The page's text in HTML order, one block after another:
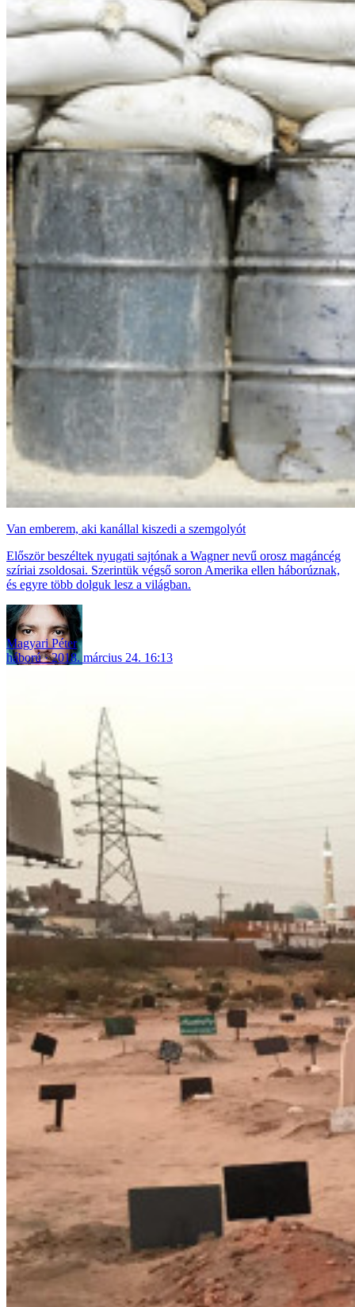
Van emberem, aki kanállal kiszedi a szemgolyót
Először beszéltek nyugati sajtónak a Wagner nevű orosz magáncég
szíriai zsoldosai. Szerintük végső soron Amerika ellen háborúznak,
és egyre több dolguk lesz a világban.
Magyari Péter
háború
2018. március 24. 16:13